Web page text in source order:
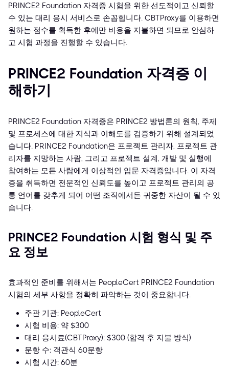
PRINCE2 Foundation 자격증 시험을 위한 선도적이고 신뢰할
수 있는 대리 응시 서비스로 손꼽힙니다. CBTProxy를 이용하면
원하는 점수를 획득한 후에만 비용을 지불하면 되므로 안심하
고 시험 과정을 진행할 수 있습니다.
PRINCE2 Foundation 자격증 이
해하기
PRINCE2 Foundation 자격증은 PRINCE2 방법론의 원칙, 주제
및 프로세스에 대한 지식과 이해도를 검증하기 위해 설계되었
습니다. PRINCE2 Foundation은 프로젝트 관리자, 프로젝트 관
리자를 지망하는 사람, 그리고 프로젝트 설계, 개발 및 실행에
참여하는 모든 사람에게 이상적인 입문 자격증입니다. 이 자격
증을 취득하면 전문적인 신뢰도를 높이고 프로젝트 관리의 공
통 언어를 갖추게 되어 어떤 조직에서든 귀중한 자산이 될 수 있
습니다.
PRINCE2 Foundation 시험 형식 및 주
요 정보
효과적인 준비를 위해서는 PeopleCert PRINCE2 Foundation
시험의 세부 사항을 정확히 파악하는 것이 중요합니다.
주관 기관: PeopleCert
시험 비용: 약 $300
대리 응시료(CBTProxy): $300 (합격 후 지불 방식)
문항 수: 객관식 60문항
시험 시간: 60분